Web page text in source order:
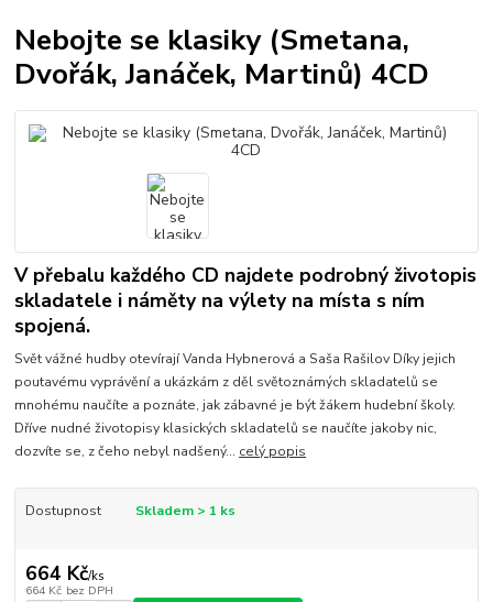
Nebojte se klasiky (Smetana,
Dvořák, Janáček, Martinů) 4CD
V přebalu každého CD najdete podrobný životopis
skladatele i náměty na výlety na místa s ním
spojená.
Svět vážné hudby otevírají Vanda Hybnerová a Saša Rašilov Díky jejich
poutavému vyprávění a ukázkám z děl světoznámých skladatelů se
mnohému naučíte a poznáte, jak zábavné je být žákem hudební školy.
Dříve nudné životopisy klasických skladatelů se naučíte jakoby nic,
dozvíte se, z čeho nebyl nadšený... celý popis
Dostupnost Skladem > 1 ks
664 Kč/ks
664 Kč bez DPH